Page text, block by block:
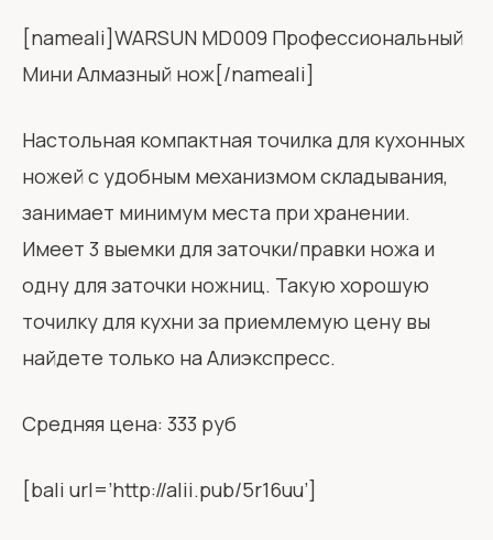
[nameali]WARSUN MD009 Профессиональный
Мини Алмазный нож[/nameali]
Настольная компактная точилка для кухонных
ножей с удобным механизмом складывания,
занимает минимум места при хранении.
Имеет 3 выемки для заточки/правки ножа и
одну для заточки ножниц. Такую хорошую
точилку для кухни за приемлемую цену вы
найдете только на Алиэкспресс.
Средняя цена: 333 руб
[bali url=’http://alii.pub/5r16uu’]